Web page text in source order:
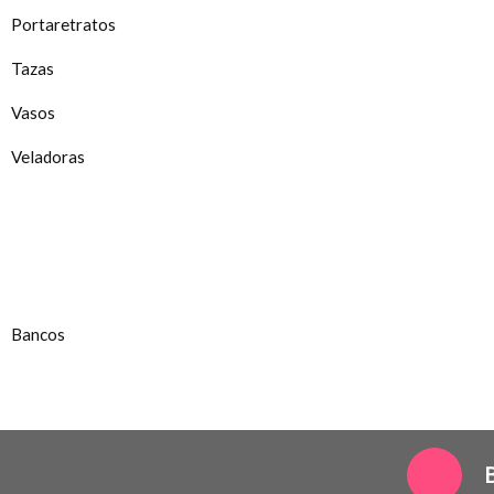
Portaretratos
Tazas
Vasos
Veladoras
Bancos